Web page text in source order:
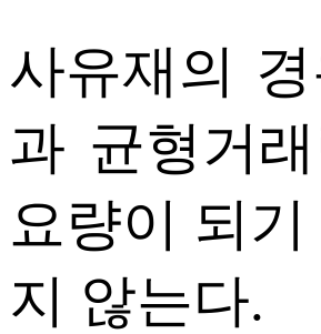
사유재의
과 균형거
요량이 되
지 않는다.